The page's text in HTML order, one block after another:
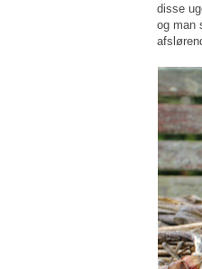
disse
og man